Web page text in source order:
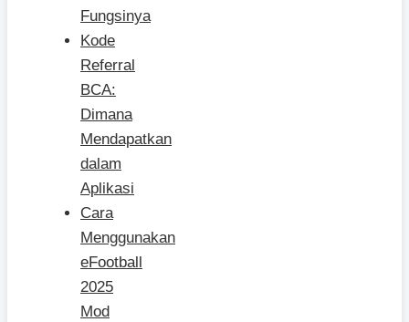
Fungsinya
Kode
Referral
BCA:
Dimana
Mendapatkan
dalam
Aplikasi
Cara
Menggunakan
eFootball
2025
Mod